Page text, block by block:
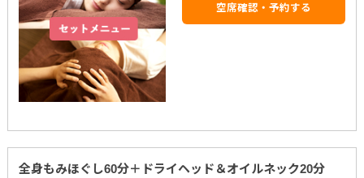
空席確認・予約する
全身もみほぐし60分＋ドライヘッド＆オイルネック20分